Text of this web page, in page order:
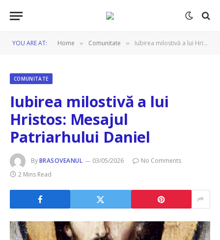
YOU ARE AT: Home » Comunitate » Iubirea milostivă a lui Hristos: Mesajul Patriarhului Daniel
COMUNITATE
Iubirea milostivă a lui
Hristos: Mesajul
Patriarhului Daniel
ByBRASOVEANUL 03/05/2026
No Comments
2 Mins Read